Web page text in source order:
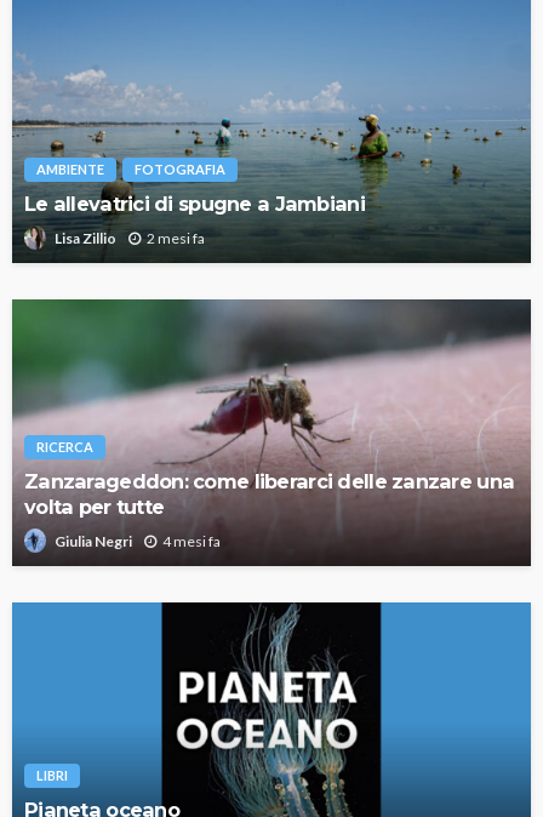
AMBIENTE FOTOGRAFIA
Le allevatrici di spugne a Jambiani
Lisa Zillio 2 mesi fa
RICERCA
Zanzarageddon: come liberarci delle zanzare una
volta per tutte
Giulia Negri 4 mesi fa
LIBRI
Pianeta oceano